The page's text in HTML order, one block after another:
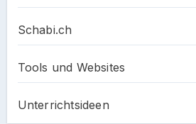
Schabi.ch
Tools und Websites
Unterrichtsideen